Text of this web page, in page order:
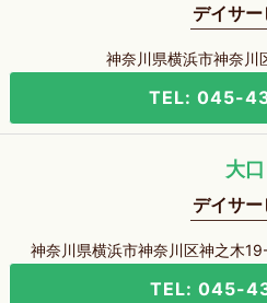
デイサー
神奈川県横浜市神奈
TEL: 045-
大口
デイサー
神奈川県横浜市神奈川区神之木
TEL: 045-